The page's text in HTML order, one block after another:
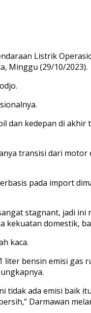
Listrik
Minggu (29/10/2023).
kedepan di
transisi dari
pada import
stagnant, jadi
domestik,
kaca.
bensin emisi gas
ada emisi baik
Darmawan